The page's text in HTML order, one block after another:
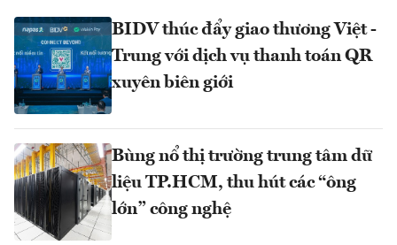
BIDV thúc đẩy giao thương Việt -
Trung với dịch vụ thanh toán QR
xuyên biên giới
Bùng nổ thị trường trung tâm dữ
liệu TP.HCM, thu hút các “ông
lớn” công nghệ